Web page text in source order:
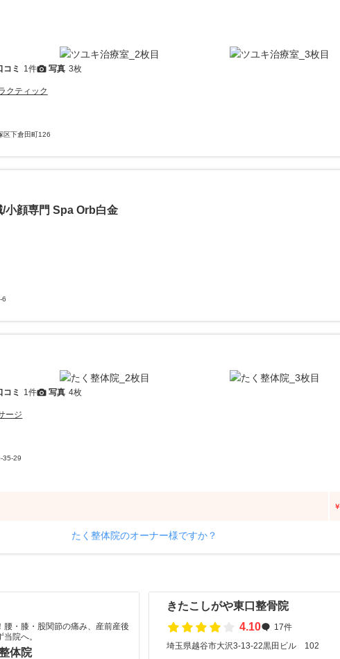
コミ 1件 写真 3枚
クティック
区下倉田町126
小顔専門 Spa Orb白金
6
コミ 1件 写真 4枚
ージ
35-29
￥
たく整体院のオーナー様ですか？
・膝・股関節の痛み、産前産後
院へ。
体院
きたこしがや東口整骨院
4.10
17件
埼玉県越谷市大沢3-13-22黒田ビル 102